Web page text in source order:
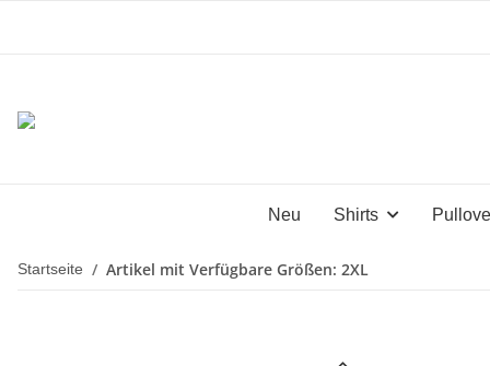
Neu Shirts
Startseite Artikel mit Verfügbare Größen: 2XL